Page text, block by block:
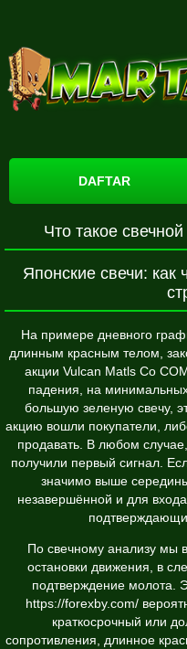
DAFTAR
Что такое
Японские свечи: как
На примере дневного
длинным красным телом,
акции Vulcan Matls Co
падения, на
большую зеленую свечу,
акцию вошли покупатели,
продавать. В любом
получили первый сигнал.
значимо выше
незавершённой и для
По свечному анализу мы
остановки движения, в
подтверждение молота.
https://forexby.com/
краткосрочный или
сопротивления, длинное